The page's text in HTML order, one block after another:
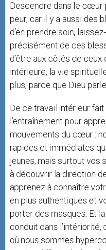
Descendre dans le cœur
peur, car il y a aussi des
d’en prendre soin,
précisément de ces
d’être aux côtés de
intérieure, la vie
plus, parce que Dieu
De ce travail intérieur
l’entraînement pour
mouvements du cœur :
rapides et immédiates
jeunes, mais surtout vos
à découvrir la direction
apprenez à connaître
en plus authentiques et
porter des masques. Et
conduit dans l’intériorité,
où nous sommes